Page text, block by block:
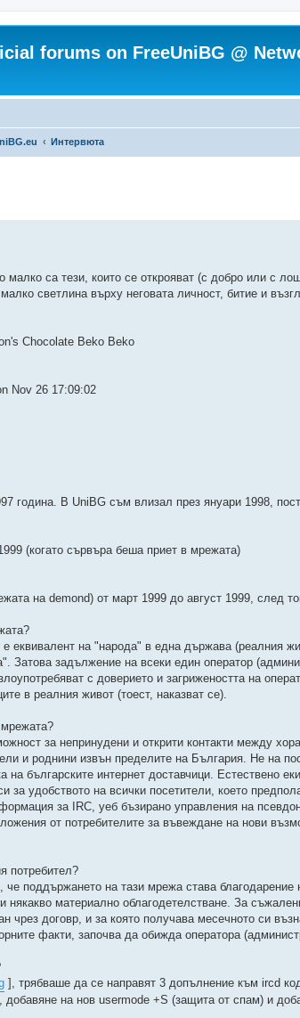
forums on FreeUniBG @
Интервюта
са тези, които се открояват (с добро или с
светлина върху неговата личност, битие и
Chocolate Beko Beko
Nov 26 17:09:02
В UniBG съм влизал през януари 1998,
(когато сървъра беша приет в мрежата)
на demond) от март 1999 до август 1999, след
еквивалент на "народа" в една държава (реалния
Затова задължение на всеки един оператор
с доверието и загрижеността на
в реалния живот (тоест, наказват се).
мрежата?
за непринудени и открити контакти между
и роднини извън пределите на България. Не на
българските интернет доставчици. Естествено
за удобството на всички посетители, което
за IRC, уеб бъзирано управления на
от потребителите за въвеждане на нови
потребител?
че поддържането на тази мрежа става
материално облагодетелстване. За
чрез договр, и за която получава месечното си
факти, започва да обижда оператора
], трябваше да се направят 3 допълнение към ircd
добавяне на нов usermode +S (защита от спам) и